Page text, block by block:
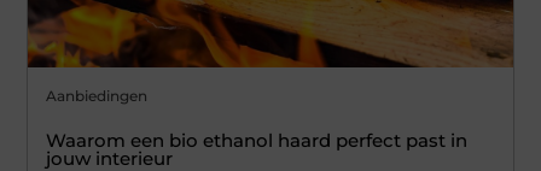
Aanbiedingen
Waarom een bio ethanol haard perfect past in
jouw interieur